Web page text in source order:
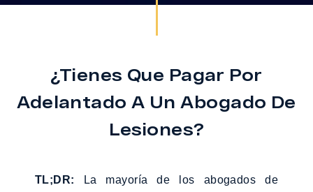
¿Tienes Que Pagar Por
Adelantado A Un Abogado De
Lesiones?
TL;DR: La mayoría de los abogados de